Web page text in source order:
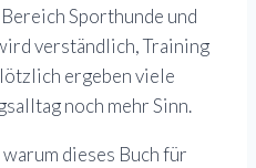
Sporthunde und
verständlich, Training
ergeben viele
noch mehr Sinn.
dieses Buch für